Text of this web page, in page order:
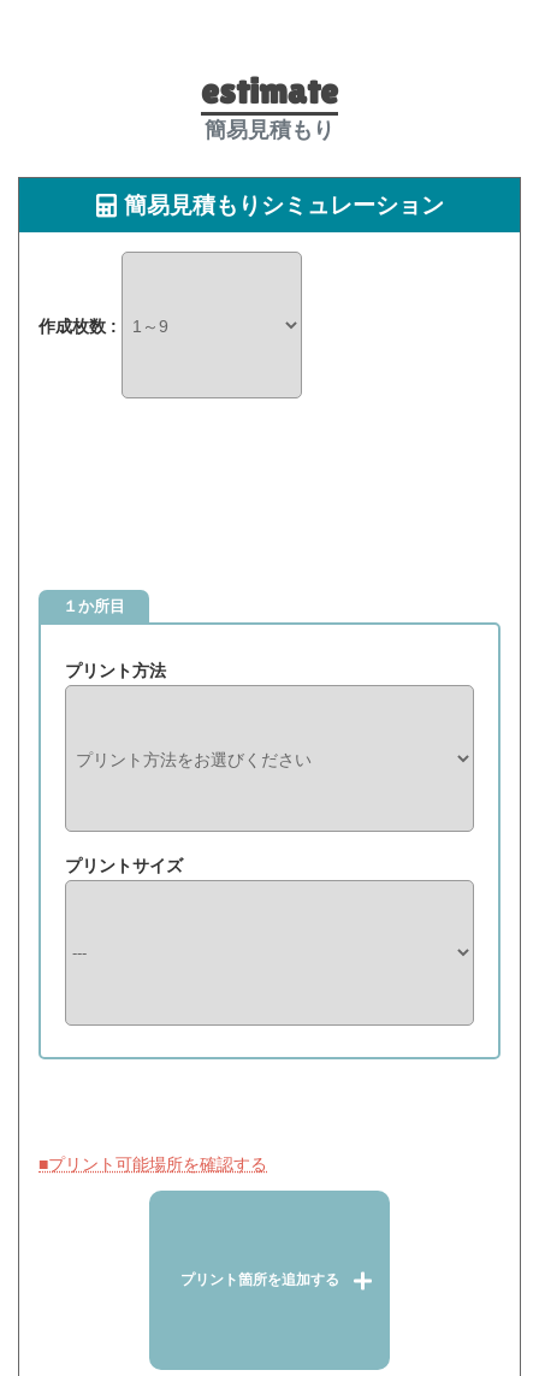
estimate
簡易見積もり
簡易見積もりシミュレーション
作成枚数 :
１か所目
プリント方法
プリントサイズ
■プリント可能場所を確認する
プリント箇所を追加する